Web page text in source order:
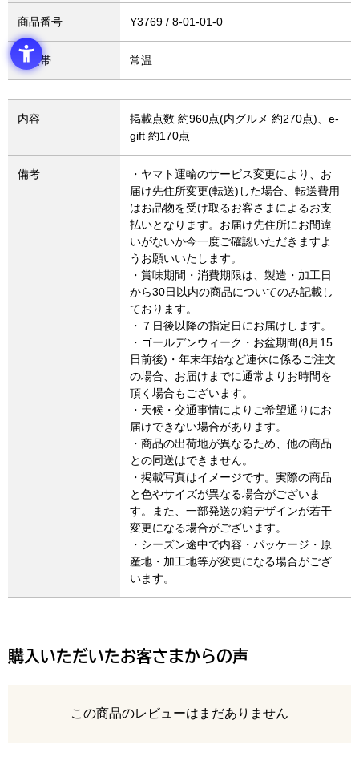
商品番号 Y3769
温度帯 常温
内容
掲載点数 約960点(内グルメ 約270点)、e-
gift 約170点
備考
・ヤマト運輸のサービス変更により、お
届け先住所変更(転送)した場合、転送費用
はお品物を受け取るお客さまによるお支
払いとなります。お届け先住所にお間違
いがないか今一度ご確認いただきますよ
うお願いいたします。
・賞味期間・消費期限は、製造・加工日
から30日以内の商品についてのみ記載し
ております。
・７日後以降の指定日にお届けします。
・ゴールデンウィーク・お盆期間(8月15
日前後)・年末年始など連休に係るご注文
の場合、お届けまでに通常よりお時間を
頂く場合もございます。
・天候・交通事情によりご希望通りにお
届けできない場合があります。
・商品の出荷地が異なるため、他の商品
との同送はできません。
・掲載写真はイメージです。実際の商品
と色やサイズが異なる場合がございま
す。また、一部発送の箱デザインが若干
変更になる場合がございます。
・シーズン途中で内容・パッケージ・原
産地・加工地等が変更になる場合がござ
います。
購入いただいたお客さまからの声
レビュー
この商品のレビューはまだありません